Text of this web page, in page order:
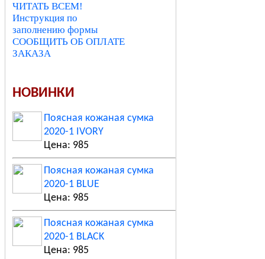
ЧИТАТЬ ВСЕМ!
Инструкция по
заполнению формы
СООБЩИТЬ ОБ ОПЛАТЕ
ЗАКАЗА
НОВИНКИ
Поясная кожаная сумка
2020-1 IVORY
Цена: 985
Поясная кожаная сумка
2020-1 BLUE
Цена: 985
Поясная кожаная сумка
2020-1 BLACK
Цена: 985